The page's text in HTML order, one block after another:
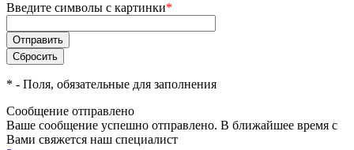
Введите символы с картинки*
* - Поля, обязательные для заполнения
Сообщение отправлено
Ваше сообщение успешно отправлено. В ближайшее время с
Вами свяжется наш специалист